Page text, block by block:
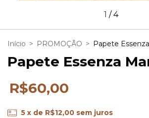
1 /4
Início > PROMOÇÃO > Papete
Papete Essenza
R$60,00
5 x de R$12,00 sem juros